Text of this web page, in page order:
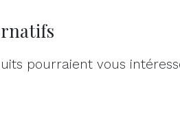
pourraient vous